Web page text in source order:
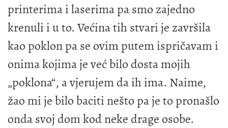
printerima i laserima pa smo zajedno
krenuli i u to. Većina tih stvari je završila
kao poklon pa se ovim putem ispričavam i
onima kojima je već bilo dosta mojih
„poklona“, a vjerujem da ih ima. Naime,
žao mi je bilo baciti nešto pa je to pronašlo
onda svoj dom kod neke drage osobe.